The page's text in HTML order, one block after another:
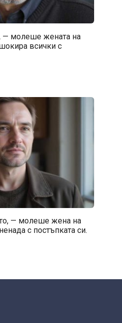
— молеше жената на
всички с
— молеше жена на
с постъпката си.